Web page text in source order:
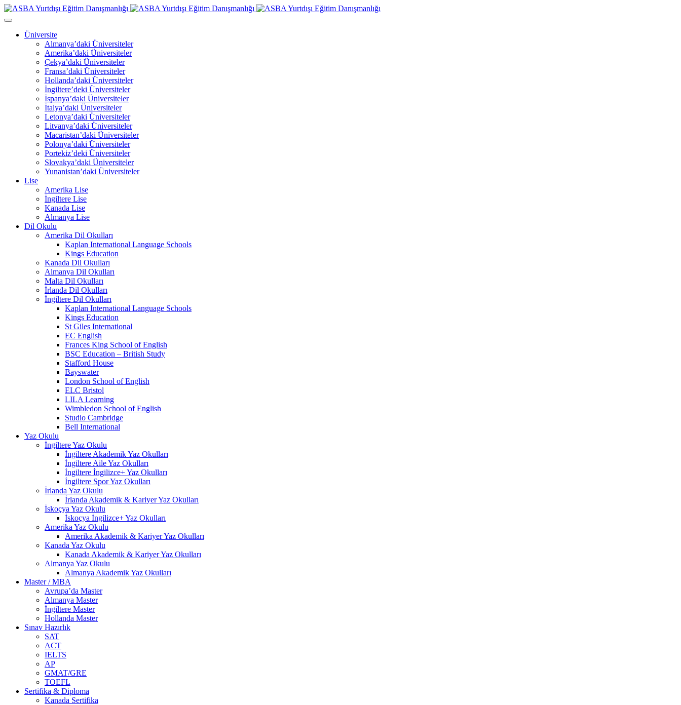
Üniversite
Almanya’daki Üniversiteler
Amerika’daki Üniversiteler
Çekya’daki Üniversiteler
Fransa’daki Üniversiteler
Hollanda’daki Üniversiteler
İngiltere’deki Üniversiteler
İspanya’daki Üniversiteler
İtalya’daki Üniversiteler
Letonya’daki Üniversiteler
Litvanya’daki Üniversiteler
Macaristan’daki Üniversiteler
Polonya’daki Üniversiteler
Portekiz’deki Üniversiteler
Slovakya’daki Üniversiteler
Yunanistan’daki Üniversiteler
Lise
Amerika Lise
İngiltere Lise
Kanada Lise
Almanya Lise
Dil Okulu
Amerika Dil Okulları
Kaplan International Language Schools
Kings Education
Kanada Dil Okulları
Almanya Dil Okulları
Malta Dil Okulları
İrlanda Dil Okulları
İngiltere Dil Okulları
Kaplan International Language Schools
Kings Education
St Giles International
EC English
Frances King School of English
BSC Education – British Study
Stafford House
Bayswater
London School of English
ELC Bristol
LILA Learning
Wimbledon School of English
Studio Cambridge
Bell International
Yaz Okulu
İngiltere Yaz Okulu
İngiltere Akademik Yaz Okulları
İngiltere Aile Yaz Okulları
İngiltere İngilizce+ Yaz Okulları
İngiltere Spor Yaz Okulları
İrlanda Yaz Okulu
İrlanda Akademik & Kariyer Yaz Okulları
İskoçya Yaz Okulu
İskoçya İngilizce+ Yaz Okulları
Amerika Yaz Okulu
Amerika Akademik & Kariyer Yaz Okulları
Kanada Yaz Okulu
Kanada Akademik & Kariyer Yaz Okulları
Almanya Yaz Okulu
Almanya Akademik Yaz Okulları
Master / MBA
Avrupa’da Master
Almanya Master
İngiltere Master
Hollanda Master
Sınav Hazırlık
SAT
ACT
IELTS
AP
GMAT/GRE
TOEFL
Sertifika & Diploma
Kanada Sertifika